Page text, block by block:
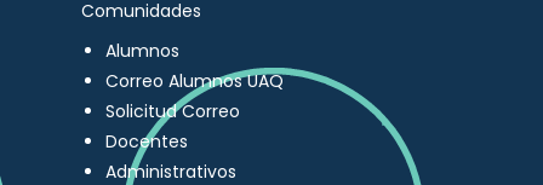
Comunidades
Alumnos
Correo Alumnos UAQ
Solicitud Correo
Docentes
Administrativos